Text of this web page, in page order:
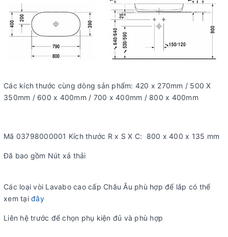
Các kích thước cùng dòng sản phẩm: 420 x 270mm / 500 X
350mm / 600 x 400mm / 700 x 400mm / 800 x 400mm
Mã 03798000001 Kích thước R x S X C: 800 x 400 x 135 mm
Đã bao gồm Nút xả thải
Các loại vòi Lavabo cao cấp Châu Âu phù hợp để lắp có thể
xem tại đây
Liên hệ trước để chọn phụ kiện đủ và phù hợp